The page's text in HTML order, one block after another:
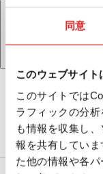
同意
このウェブサイ
このサイトでは
ラフィックの分
も情報を収集し
報を共有してい
た他の情報や各
お住まいの国